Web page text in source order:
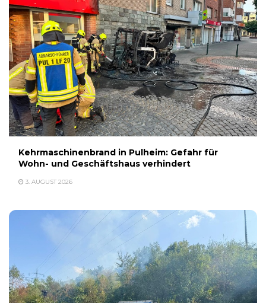
Kehrmaschinenbrand in Pulheim: Gefahr für
Wohn- und Geschäftshaus verhindert
3. AUGUST 2026